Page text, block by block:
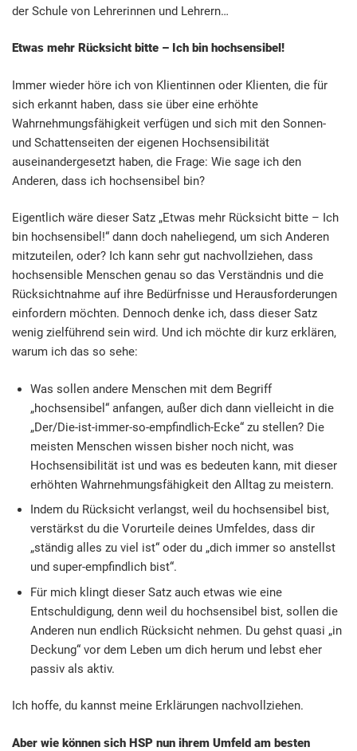
der Schule von Lehrerinnen und Lehrern…
Etwas mehr Rücksicht bitte – Ich bin hochsensibel!
Immer wieder höre ich von Klientinnen oder Klienten, die für
sich erkannt haben, dass sie über eine erhöhte
Wahrnehmungsfähigkeit verfügen und sich mit den Sonnen-
und Schattenseiten der eigenen Hochsensibilität
auseinandergesetzt haben, die Frage: Wie sage ich den
Anderen, dass ich hochsensibel bin?
Eigentlich wäre dieser Satz „Etwas mehr Rücksicht bitte – Ich
bin hochsensibel!“ dann doch naheliegend, um sich Anderen
mitzuteilen, oder? Ich kann sehr gut nachvollziehen, dass
hochsensible Menschen genau so das Verständnis und die
Rücksichtnahme auf ihre Bedürfnisse und Herausforderungen
einfordern möchten. Dennoch denke ich, dass dieser Satz
wenig zielführend sein wird. Und ich möchte dir kurz erklären,
warum ich das so sehe:
Was sollen andere Menschen mit dem Begriff
„hochsensibel“ anfangen, außer dich dann vielleicht in die
„Der/Die-ist-immer-so-empfindlich-Ecke“ zu stellen? Die
meisten Menschen wissen bisher noch nicht, was
Hochsensibilität ist und was es bedeuten kann, mit dieser
erhöhten Wahrnehmungsfähigkeit den Alltag zu meistern.
Indem du Rücksicht verlangst, weil du hochsensibel bist,
verstärkst du die Vorurteile deines Umfeldes, dass dir
„ständig alles zu viel ist“ oder du „dich immer so anstellst
und super-empfindlich bist“.
Für mich klingt dieser Satz auch etwas wie eine
Entschuldigung, denn weil du hochsensibel bist, sollen die
Anderen nun endlich Rücksicht nehmen. Du gehst quasi „in
Deckung“ vor dem Leben um dich herum und lebst eher
passiv als aktiv.
Ich hoffe, du kannst meine Erklärungen nachvollziehen.
Aber wie können sich HSP nun ihrem Umfeld am besten